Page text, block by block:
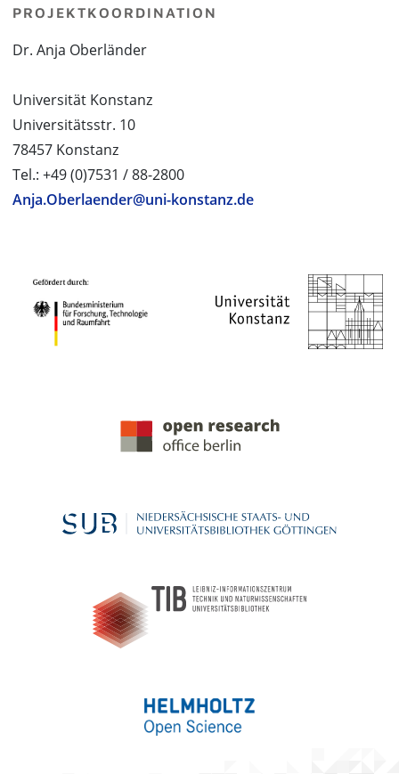
PROJEKTKOORDINATION
Dr. Anja Oberländer
Universität Konstanz
Universitätsstr. 10
78457 Konstanz
Tel.: +49 (0)7531 / 88-2800
Anja.Oberlaender@uni-konstanz.de